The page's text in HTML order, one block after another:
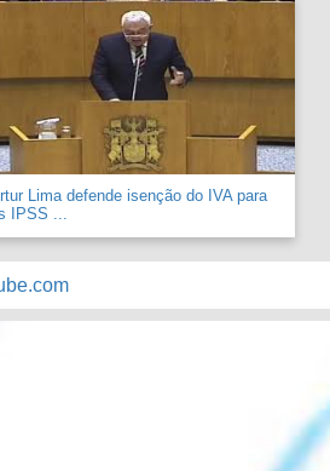
Lima defende isenção do IVA para
IPSS ...